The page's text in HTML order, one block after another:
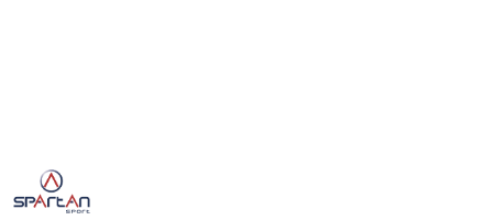
NAZWA
PRODUCENTA:
SPARTAN